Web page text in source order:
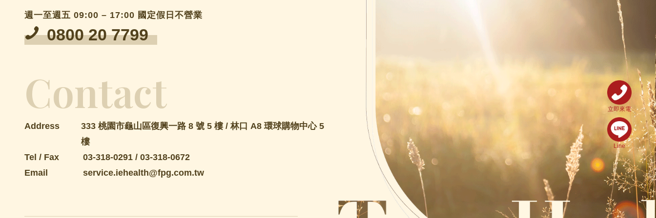
週一至週五 09:00 – 17:00 國定假日不營業
0800 20 7799
Contact
Address
333 桃園市龜山區復興一路 8 號 5 樓 / 林口 A8 環球購物中心 5
樓
Tel / Fax
03-318-0291 / 03-318-0672
Email
service.iehealth@fpg.com.tw
立即來電
Line